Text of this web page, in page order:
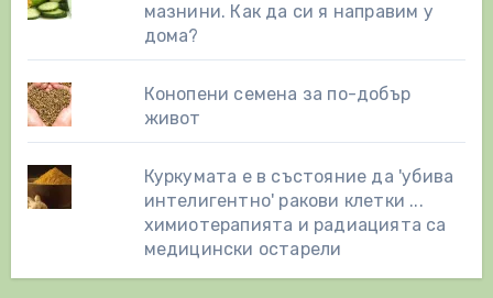
мазнини. Как да си я направим у
дома?
Конопени семена за по-добър
живот
Куркумата е в състояние да 'убива
интелигентно' ракови клетки ...
химиотерапията и радиацията са
медицински остарели